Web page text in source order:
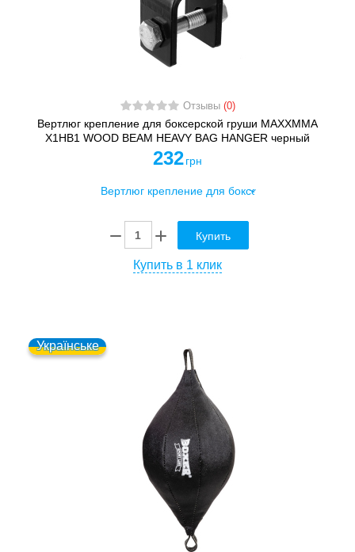
Отзывы (0)
Вертлюг крепление для боксерской груши MAXXMMA
X1HB1 WOOD BEAM HEAVY BAG HANGER черный
232 грн
Купить
Купить в 1 клик
Українське